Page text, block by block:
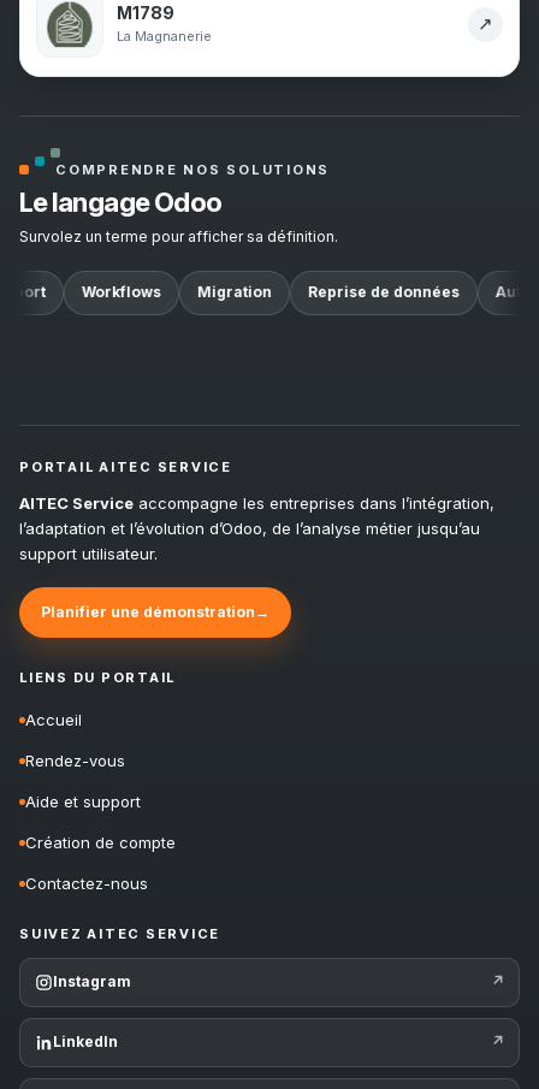
M1789
La Magnanerie
↗
COMPRENDRE NOS SOLUTIONS
Le langage Odoo
Survolez un terme pour afficher sa définition.
Workflows Migration Reprise de données
PORTAIL AITEC SERVICE
AITEC Service accompagne les entreprises dans l’intégration,
l’adaptation et l’évolution d’Odoo, de l’analyse métier jusqu’au
support utilisateur.
Planifier une démonstration →
LIENS DU PORTAIL
Accueil
Rendez-vous
Aide et support
Création de compte
Contactez-nous
SUIVEZ AITEC SERVICE
Instagram ↗
LinkedIn ↗